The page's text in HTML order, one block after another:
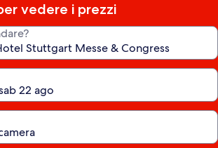
vedere i prezzi